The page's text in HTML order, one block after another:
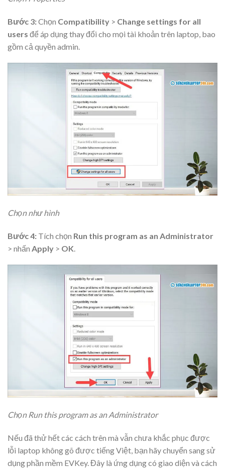
Bước 3:Chọn Compatibility > Change settings for all
users để áp dụng thay đổi cho mọi tài khoản trên laptop, bao
gồm cả quyền admin.
Chọn như hình
Bước 4: Tích chọn Run this program as an Administrator
> nhấn Apply > OK
Chọn Run this program as an Administrator
Nếu đã thử hết các cách trên mà vẫn chưa khắc phục được
lỗi laptop không gõ được tiếng Việt, bạn hãy chuyển sang sử
dụngphần mềm EVKey. Đây là ứng dụng có giao diện và cách